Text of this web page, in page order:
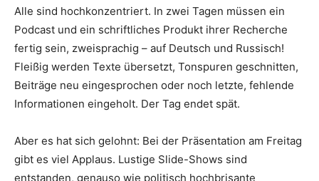
Alle sind hochkonzentriert. In zwei Tagen müssen ein
Podcast und ein schriftliches Produkt ihrer Recherche
fertig sein, zweisprachig – auf Deutsch und Russisch!
Fleißig werden Texte übersetzt, Tonspuren geschnitten,
Beiträge neu eingesprochen oder noch letzte, fehlende
Informationen eingeholt. Der Tag endet spät.
Aber es hat sich gelohnt: Bei der Präsentation am Freitag
gibt es viel Applaus. Lustige Slide-Shows sind
entstanden, genauso wie politisch hochbrisante